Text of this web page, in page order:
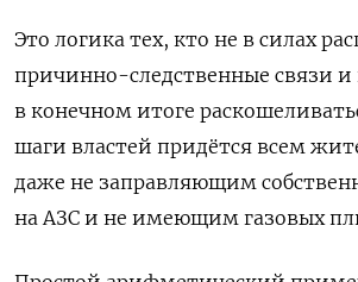
Это логика тех, кто не в силах
причинно-следственные связи и
в конечном итоге
шаги властей придётся всем
даже не заправляющим
на АЗС и не имеющим газовых